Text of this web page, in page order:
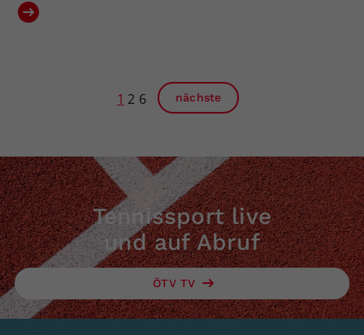
1 2 6 nächste
Tennissport live
und auf Abruf
ÖTV TV